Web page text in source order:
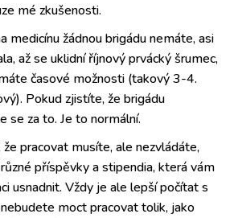
mé zkušenosti.
medicínu žádnou brigádu nemáte, asi
až se uklidní říjnový prvácký šrumec,
časové možnosti (takový 3-4.
Pokud zjistíte, že brigádu
se za to. Je to normální.
pracovat musíte, ale nezvládáte,
příspěvky a stipendia, která vám
usnadnit. Vždy je ale lepší počítat s
moct pracovat tolik, jako